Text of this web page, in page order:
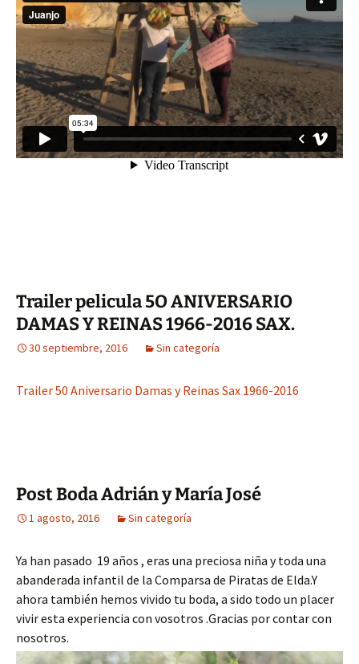
Trailer pelicula 5O ANIVERSARIO
DAMAS Y REINAS 1966-2016 SAX.
30 septiembre, 2016 Sin categoría
Trailer 50 Aniversario Damas y Reinas Sax 1966-2016
Post Boda Adrián y María José
1 agosto, 2016 Sin categoría
Ya han pasado 19 años , eras una preciosa niña y toda una
abanderada infantil de la Comparsa de Piratas de Elda.Y
ahora también hemos vivido tu boda, a sido todo un placer
vivir esta experiencia con vosotros .Gracias por contar con
nosotros.